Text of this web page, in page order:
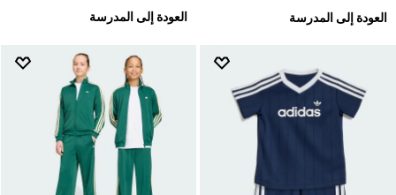
العودة إلى المدرسة العودة إلى المدرسة